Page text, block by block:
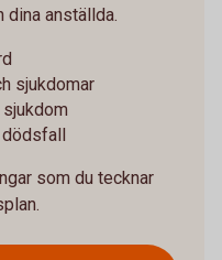
anställda.
sjukdomar
som du tecknar